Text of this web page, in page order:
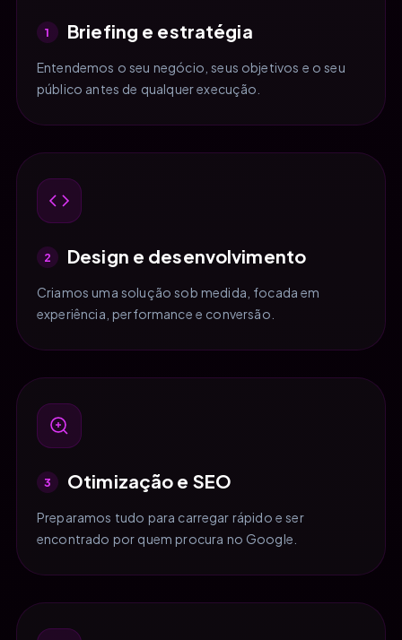
1 Briefing e estratégia
Entendemos o seu negócio, seus objetivos e o seu
público antes de qualquer execução.
2 Design e desenvolvimento
Criamos uma solução sob medida, focada em
experiência, performance e conversão.
3 Otimização e SEO
Preparamos tudo para carregar rápido e ser
encontrado por quem procura no Google.